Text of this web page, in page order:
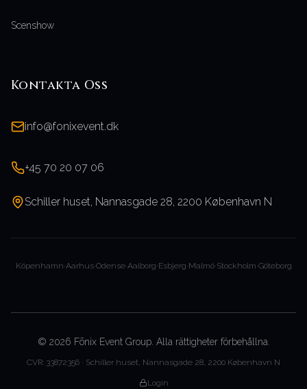
Scenshow
Kontakta Oss
info@fonixevent.dk
+45 70 20 07 06
Schiller huset, Nannasgade 28, 2200 København N
Köpenhamn·Aarhus·Odense·Aalborg·Esbjerg·Malmö·Stockholm·Göteborg
© 2026 Fōnix Event Group. Alla rättigheter förbehållna.
CVR: 33872356 · Schiller huset, Nannasgade 28, 2200 København N
Login